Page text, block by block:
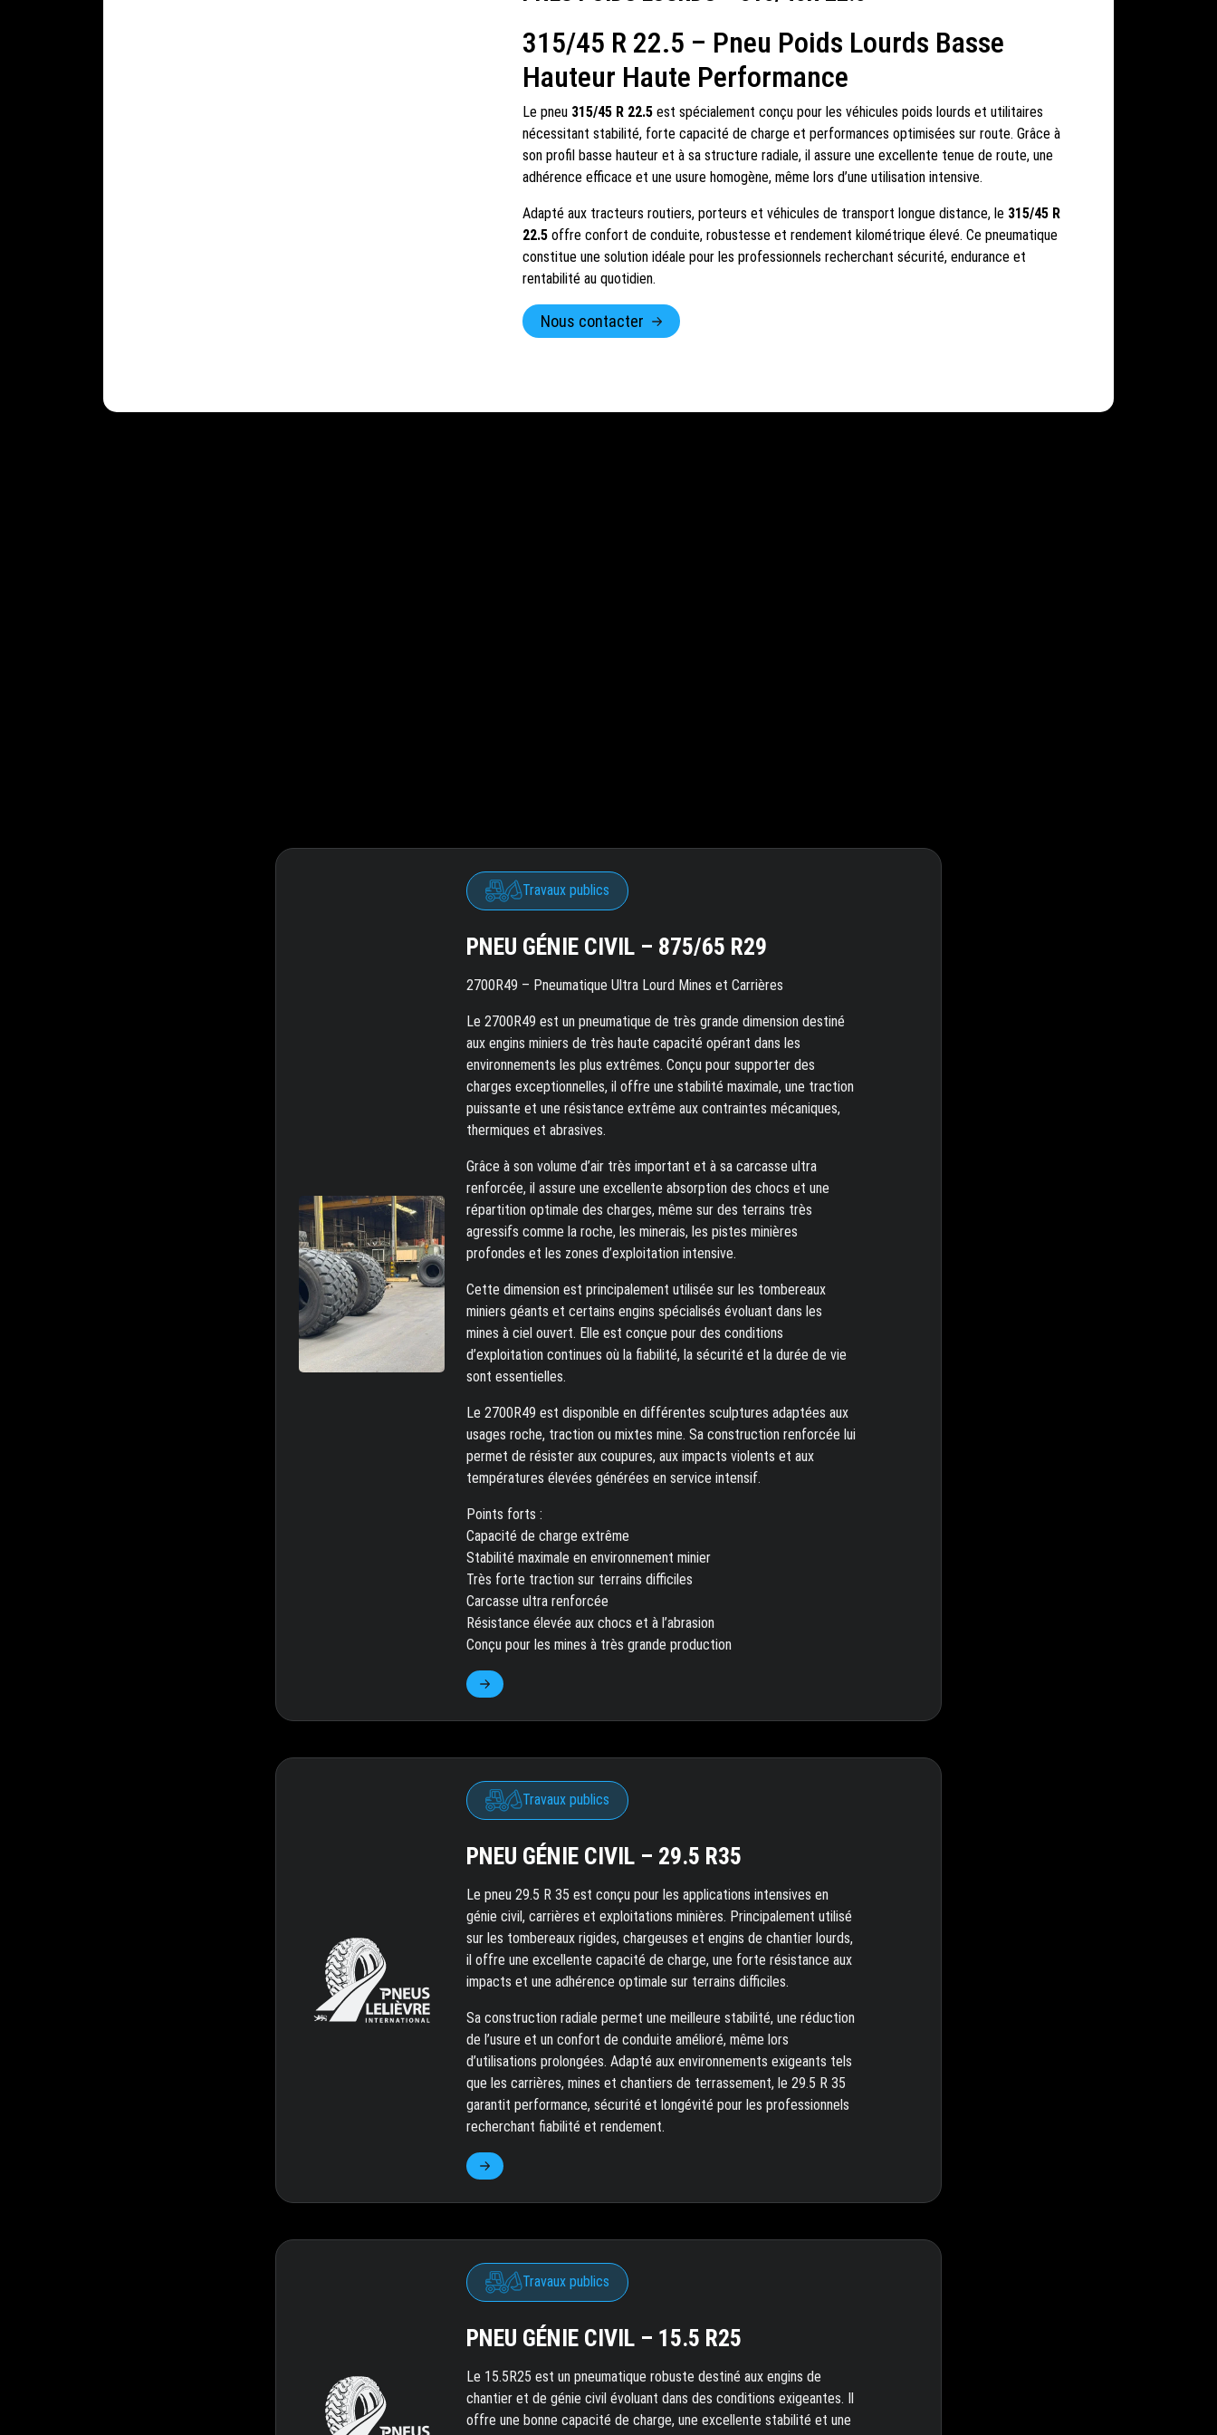
315/45 R 22.5 – Pneu Poids Lourds Basse
Hauteur Haute Performance
Le pneu 315/45 R 22.5 est spécialement conçu pour les véhicules poids lourds et utilitaires
nécessitant stabilité, forte capacité de charge et performances optimisées sur route. Grâce à
son profil basse hauteur et à sa structure radiale, il assure une excellente tenue de route, une
adhérence efficace et une usure homogène, même lors d’une utilisation intensive.
Adapté aux tracteurs routiers, porteurs et véhicules de transport longue distance, le 315/45 R
22.5 offre confort de conduite, robustesse et rendement kilométrique élevé. Ce pneumatique
constitue une solution idéale pour les professionnels recherchant sécurité, endurance et
rentabilité au quotidien.
Nous contacter
Travaux publics
PNEU GÉNIE CIVIL – 875/65 R29
2700R49 – Pneumatique Ultra Lourd Mines et Carrières
Le 2700R49 est un pneumatique de très grande dimension destiné
aux engins miniers de très haute capacité opérant dans les
environnements les plus extrêmes. Conçu pour supporter des
charges exceptionnelles, il offre une stabilité maximale, une traction
puissante et une résistance extrême aux contraintes mécaniques,
thermiques et abrasives.
Grâce à son volume d’air très important et à sa carcasse ultra
renforcée, il assure une excellente absorption des chocs et une
répartition optimale des charges, même sur des terrains très
agressifs comme la roche, les minerais, les pistes minières
profondes et les zones d’exploitation intensive.
Cette dimension est principalement utilisée sur les tombereaux
miniers géants et certains engins spécialisés évoluant dans les
mines à ciel ouvert. Elle est conçue pour des conditions
d’exploitation continues où la fiabilité, la sécurité et la durée de vie
sont essentielles.
Le 2700R49 est disponible en différentes sculptures adaptées aux
usages roche, traction ou mixtes mine. Sa construction renforcée lui
permet de résister aux coupures, aux impacts violents et aux
températures élevées générées en service intensif.
Points forts :
Capacité de charge extrême
Stabilité maximale en environnement minier
Très forte traction sur terrains difficiles
Carcasse ultra renforcée
Résistance élevée aux chocs et à l’abrasion
Conçu pour les mines à très grande production
Travaux publics
PNEU GÉNIE CIVIL – 29.5 R35
Le pneu 29.5 R 35 est conçu pour les applications intensives en
génie civil, carrières et exploitations minières. Principalement utilisé
sur les tombereaux rigides, chargeuses et engins de chantier lourds,
il offre une excellente capacité de charge, une forte résistance aux
impacts et une adhérence optimale sur terrains difficiles.
Sa construction radiale permet une meilleure stabilité, une réduction
de l’usure et un confort de conduite amélioré, même lors
d’utilisations prolongées. Adapté aux environnements exigeants tels
que les carrières, mines et chantiers de terrassement, le 29.5 R 35
garantit performance, sécurité et longévité pour les professionnels
recherchant fiabilité et rendement.
Travaux publics
PNEU GÉNIE CIVIL – 15.5 R25
Le 15.5R25 est un pneumatique robuste destiné aux engins de
chantier et de génie civil évoluant dans des conditions exigeantes. Il
offre une bonne capacité de charge, une excellente stabilité et une